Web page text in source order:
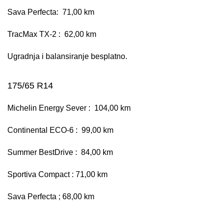
Sava Perfecta: 71,00 km
TracMax TX-2 : 62,00 km
Ugradnja i balansiranje besplatno.
175/65 R14
Michelin Energy Sever : 104,00 km
Continental ECO-6 : 99,00 km
Summer BestDrive : 84,00 km
Sportiva Compact : 71,00 km
Sava Perfecta ; 68,00 km